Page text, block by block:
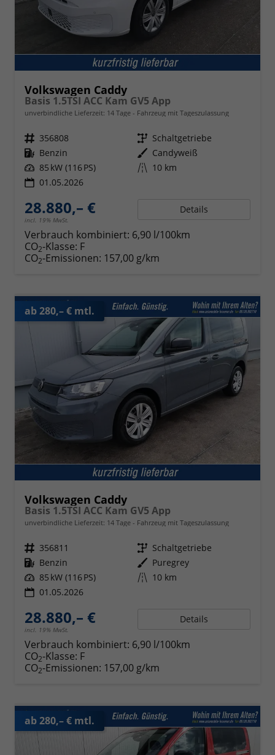
Volkswagen Caddy
Basis 1.5TSI ACC Kam GV5 App
unverbindliche Lieferzeit: 14 Tage Fahrzeug mit Tageszulassung
Fahrzeugnr. 356808 Getriebe Schaltgetriebe
Kraftstoff Benzin Außenfarbe Candyweiß
Leistung 85 kW (116 PS) Kilometerstand 10 km
01.05.2026
28.880,– €
incl. 19% MwSt.
Details
Verbrauch kombiniert: 6,90 l/100km
CO2-Klasse: F
CO2-Emissionen: 157,00 g/km
ab 280,– € mtl.
Volkswagen Caddy
Basis 1.5TSI ACC Kam GV5 App
unverbindliche Lieferzeit: 14 Tage Fahrzeug mit Tageszulassung
Fahrzeugnr. 356811 Getriebe Schaltgetriebe
Kraftstoff Benzin Außenfarbe Puregrey
Leistung 85 kW (116 PS) Kilometerstand 10 km
01.05.2026
28.880,– €
incl. 19% MwSt.
Details
Verbrauch kombiniert: 6,90 l/100km
CO2-Klasse: F
CO2-Emissionen: 157,00 g/km
ab 280,– € mtl.